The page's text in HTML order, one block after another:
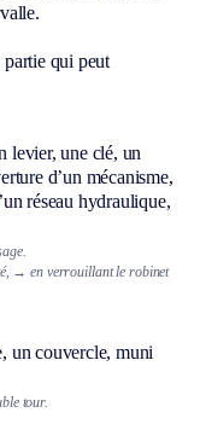
partie qui peut
levier, une clé, un
d’un mécanisme,
réseau hydraulique,
→ en verrouillant le robinet
un couvercle, muni
tour.